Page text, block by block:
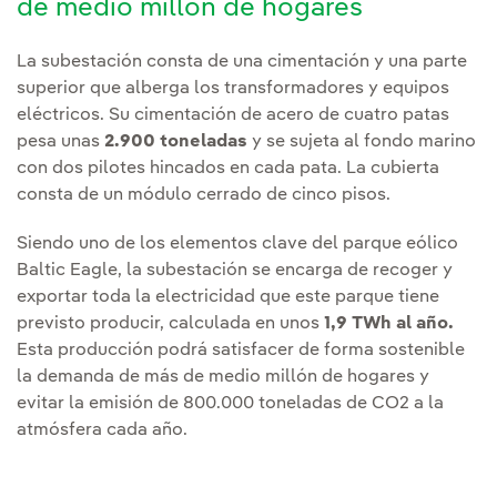
de medio millón de hogares
La subestación consta de una cimentación y una parte
superior que alberga los transformadores y equipos
eléctricos. Su cimentación de acero de cuatro patas
pesa unas 2.900 toneladas y se sujeta al fondo marino
con dos pilotes hincados en cada pata. La cubierta
consta de un módulo cerrado de cinco pisos.
Siendo uno de los elementos clave del parque eólico
Baltic Eagle, la subestación se encarga de recoger y
exportar toda la electricidad que este parque tiene
previsto producir, calculada en unos 1,9 TWh al año.
Esta producción podrá satisfacer de forma sostenible
la demanda de más de medio millón de hogares y
evitar la emisión de 800.000 toneladas de CO2 a la
atmósfera cada año.